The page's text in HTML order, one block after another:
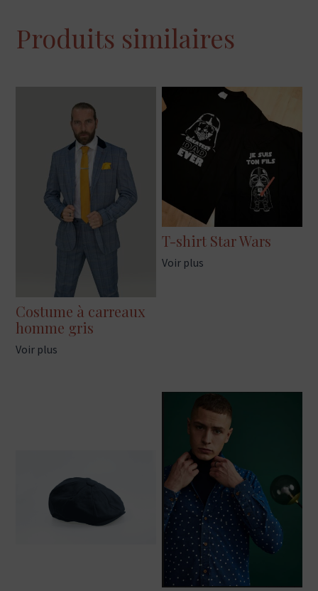
Produits similaires
Costume à carreaux
homme gris
Voir plus
T-shirt Star Wars
Voir plus